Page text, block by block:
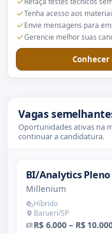
Tenha acesso aos
Envie mensagens para
Gerencie melhor suas
Vagas
Oportunidades ativas na
continuar a candidatura.
BI/Analytics Pleno
Millenium
Híbrido
Barueri/SP
R$ 6.000 – R$